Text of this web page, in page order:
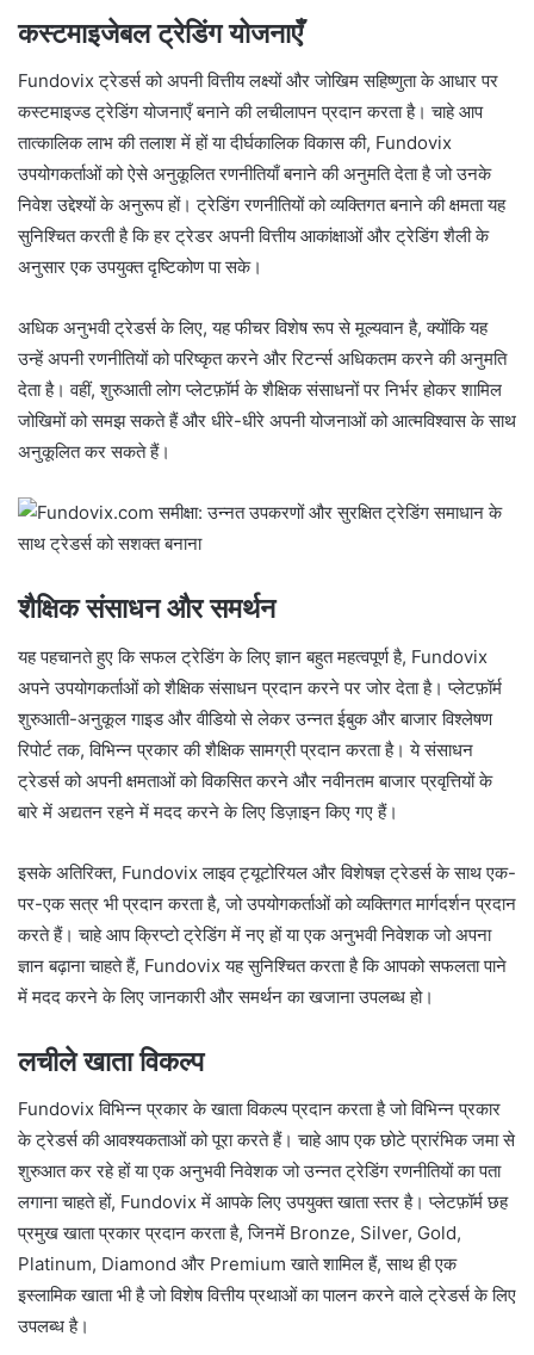
कस्टमाइजेबल ट्रेडिंग योजनाएँ
Fundovix ट्रेडर्स को अपनी वित्तीय लक्ष्यों और जोखिम सहिष्णुता के आधार पर
कस्टमाइज्ड ट्रेडिंग योजनाएँ बनाने की लचीलापन प्रदान करता है। चाहे आप
तात्कालिक लाभ की तलाश में हों या दीर्घकालिक विकास की, Fundovix
उपयोगकर्ताओं को ऐसे अनुकूलित रणनीतियाँ बनाने की अनुमति देता है जो उनके
निवेश उद्देश्यों के अनुरूप हों। ट्रेडिंग रणनीतियों को व्यक्तिगत बनाने की क्षमता यह
सुनिश्चित करती है कि हर ट्रेडर अपनी वित्तीय आकांक्षाओं और ट्रेडिंग शैली के
अनुसार एक उपयुक्त दृष्टिकोण पा सके।
अधिक अनुभवी ट्रेडर्स के लिए, यह फीचर विशेष रूप से मूल्यवान है, क्योंकि यह
उन्हें अपनी रणनीतियों को परिष्कृत करने और रिटर्न्स अधिकतम करने की अनुमति
देता है। वहीं, शुरुआती लोग प्लेटफ़ॉर्म के शैक्षिक संसाधनों पर निर्भर होकर शामिल
जोखिमों को समझ सकते हैं और धीरे-धीरे अपनी योजनाओं को आत्मविश्वास के साथ
अनुकूलित कर सकते हैं।
शैक्षिक संसाधन और समर्थन
यह पहचानते हुए कि सफल ट्रेडिंग के लिए ज्ञान बहुत महत्वपूर्ण है, Fundovix
अपने उपयोगकर्ताओं को शैक्षिक संसाधन प्रदान करने पर जोर देता है। प्लेटफ़ॉर्म
शुरुआती-अनुकूल गाइड और वीडियो से लेकर उन्नत ईबुक और बाजार विश्लेषण
रिपोर्ट तक, विभिन्न प्रकार की शैक्षिक सामग्री प्रदान करता है। ये संसाधन
ट्रेडर्स को अपनी क्षमताओं को विकसित करने और नवीनतम बाजार प्रवृत्तियों के
बारे में अद्यतन रहने में मदद करने के लिए डिज़ाइन किए गए हैं।
इसके अतिरिक्त, Fundovix लाइव ट्यूटोरियल और विशेषज्ञ ट्रेडर्स के साथ एक-
पर-एक सत्र भी प्रदान करता है, जो उपयोगकर्ताओं को व्यक्तिगत मार्गदर्शन प्रदान
करते हैं। चाहे आप क्रिप्टो ट्रेडिंग में नए हों या एक अनुभवी निवेशक जो अपना
ज्ञान बढ़ाना चाहते हैं, Fundovix यह सुनिश्चित करता है कि आपको सफलता पाने
में मदद करने के लिए जानकारी और समर्थन का खजाना उपलब्ध हो।
लचीले खाता विकल्प
Fundovix विभिन्न प्रकार के खाता विकल्प प्रदान करता है जो विभिन्न प्रकार
के ट्रेडर्स की आवश्यकताओं को पूरा करते हैं। चाहे आप एक छोटे प्रारंभिक जमा से
शुरुआत कर रहे हों या एक अनुभवी निवेशक जो उन्नत ट्रेडिंग रणनीतियों का पता
लगाना चाहते हों, Fundovix में आपके लिए उपयुक्त खाता स्तर है। प्लेटफ़ॉर्म छह
प्रमुख खाता प्रकार प्रदान करता है, जिनमें Bronze, Silver, Gold,
Platinum, Diamond और Premium खाते शामिल हैं, साथ ही एक
इस्लामिक खाता भी है जो विशेष वित्तीय प्रथाओं का पालन करने वाले ट्रेडर्स के लिए
उपलब्ध है।